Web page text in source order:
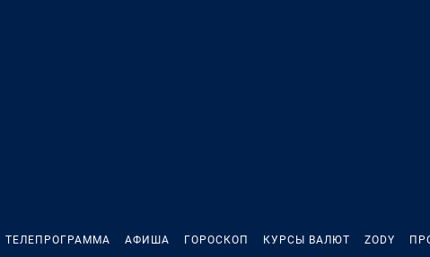
ТЕЛЕПРОГРАММА АФИША ГОРОСКОП КУРСЫ ВАЛЮТ ZODY